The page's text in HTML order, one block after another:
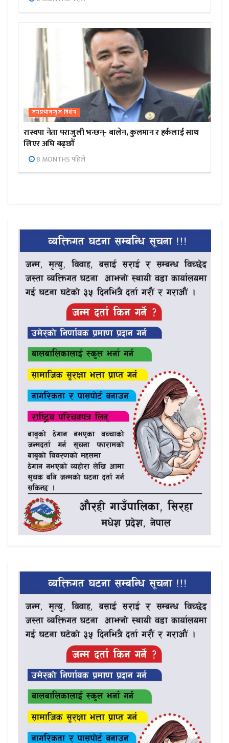
जनप्रभाबन्युज विशेष
रास्वपा नेता पराजुली भन्छन्- बालेन, कुलमान र हर्कलाई साथ
लिएर अघि बढ्छौँ
8 MONTHS पहिले